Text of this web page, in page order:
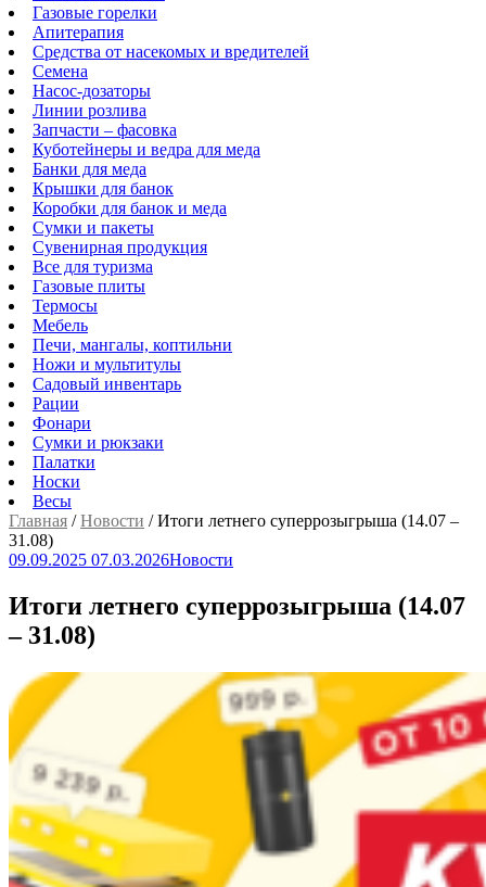
Газовые горелки
Апитерапия
Средства от насекомых и вредителей
Семена
Насос-дозаторы
Линии розлива
Запчасти – фасовка
Куботейнеры и ведра для меда
Банки для меда
Крышки для банок
Коробки для банок и меда
Сумки и пакеты
Сувенирная продукция
Все для туризма
Газовые плиты
Термосы
Мебель
Печи, мангалы, коптильни
Ножи и мультитулы
Садовый инвентарь
Рации
Фонари
Сумки и рюкзаки
Палатки
Носки
Весы
Главная /Новости /Итоги летнего суперрозыгрыша (14.07 –
31.08)
09.09.2025 07.03.2026Новости
Итоги летнего суперрозыгрыша (14.07
– 31.08)